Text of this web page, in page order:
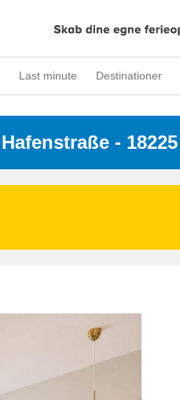
Last minute Destinationer
Hafenstraße - 18225